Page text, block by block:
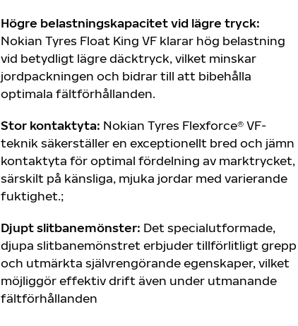
Högre belastningskapacitet vid lägre tryck:
Nokian Tyres Float King VF klarar hög belastning
vid betydligt lägre däcktryck, vilket minskar
jordpackningen och bidrar till att bibehålla
optimala fältförhållanden.
Stor kontaktyta: Nokian Tyres Flexforce® VF-
teknik säkerställer en exceptionellt bred och jämn
kontaktyta för optimal fördelning av marktrycket,
särskilt på känsliga, mjuka jordar med varierande
fuktighet.;
Djupt slitbanemönster: Det specialutformade,
djupa slitbanemönstret erbjuder tillförlitligt grepp
och utmärkta självrengörande egenskaper, vilket
möjliggör effektiv drift även under utmanande
fältförhållanden